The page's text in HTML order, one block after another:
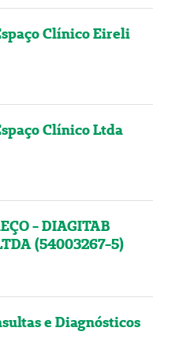
Clínico Eireli
Clínico Ltda
- DIAGITAB
(54003267-5)
e Diagnósticos